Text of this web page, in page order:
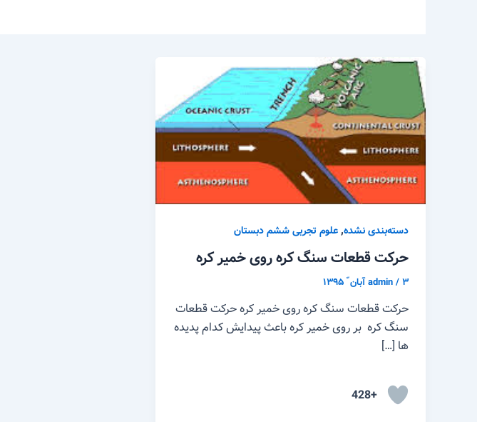
دسته‌بندی نشده,علوم تجربی ششم دبستان
حرکت قطعات سنگ کره روی خمیر کره
admin/۳ آبان ّ ۱۳۹۵
حرکت قطعات سنگ کره روی خمیر کره حرکت قطعات
سنگ کره بر روی خمیر کره باعث پیدایش کدام پدیده
ها […]
+428